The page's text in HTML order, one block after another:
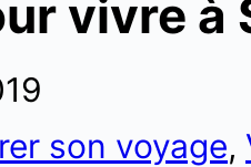
vivre à
son voyage,